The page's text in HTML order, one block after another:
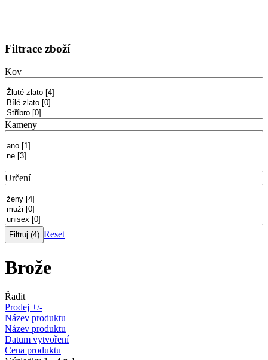
Filtrace zboží
Kov
Kameny
Určení
Reset
Brože
Řadit
Prodej +/-
Název produktu
Název produktu
Datum vytvoření
Cena produktu